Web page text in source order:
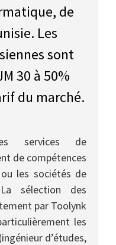
de
Les
sont
30 à 50%
du marché.
services de
de compétences
les sociétés de
sélection des
par Toolynk
les
d’études,